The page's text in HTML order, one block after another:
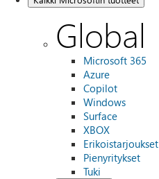
Global
Microsoft 365
Azure
Copilot
Windows
Surface
XBOX
Erikoistarjoukset
Pienyritykset
Tuki